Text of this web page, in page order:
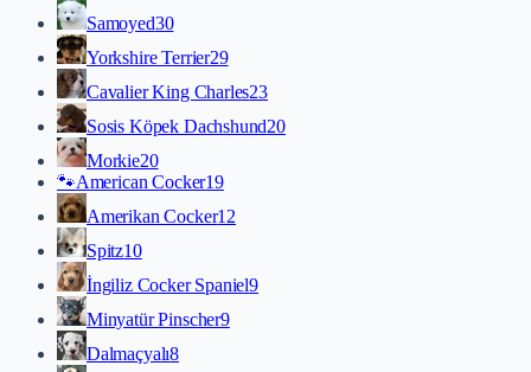
Samoyed30
Yorkshire Terrier29
Cavalier King Charles23
Sosis Köpek Dachshund20
Morkie20
🐾American Cocker19
Amerikan Cocker12
Spitz10
İngiliz Cocker Spaniel9
Minyatür Pinscher9
Dalmaçyalı8